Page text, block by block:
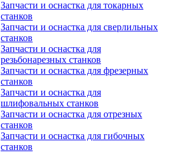
Запчасти и оснастка для токарных
станков
Запчасти и оснастка для сверлильных
станков
Запчасти и оснастка для
резьбонарезных станков
Запчасти и оснастка для фрезерных
станков
Запчасти и оснастка для
шлифовальных станков
Запчасти и оснастка для отрезных
станков
Запчасти и оснастка для гибочных
станков